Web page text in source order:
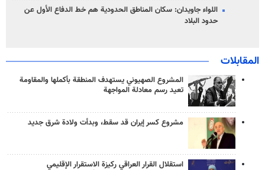
اللواء جاويدان: سكان المناطق الحدودية هم خط الدفاع الأول عن
حدود البلاد
المقابلات
المشروع الصهيوني يستهدف المنطقة بأكملها والمقاومة
تعيد رسم معادلة المواجهة
مشروع كسر إيران قد سقط، وبدأت ولادة شرق جديد
استقلال القرار العراقي ركيزة الاستقرار الإقليمي